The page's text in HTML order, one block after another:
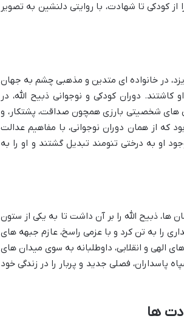
کودکی تا شهادت، با روایتی دلنشین به تصویر
کویری اردکان یزد، در خانواده ای متدین و مذهبی چشم به جهان
کاشتند. دوران کودکی و نوجوانی ذبیح الله، در
های شخصیتی بارزی همچون صداقت، پشتکار، و
که از همان دوران نوجوانی، با مفاهیم عدالت
او به درختی تنومند تبدیل گشتند و او را به
ها، ذبیح الله را بر آن داشت تا به یکی از ستون
او در سال ۱۳۶۰، لباس سبز پاسداری را به تن کرد و با عزمی راسخ، عازم جبهه های
الهی و انقلابی، داوطلبانه به سوی میدان های
پاسداران، فصلی جدید و پربار را در زندگی خود
ها